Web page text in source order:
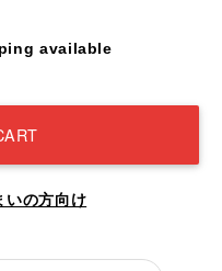
available
いの方向け